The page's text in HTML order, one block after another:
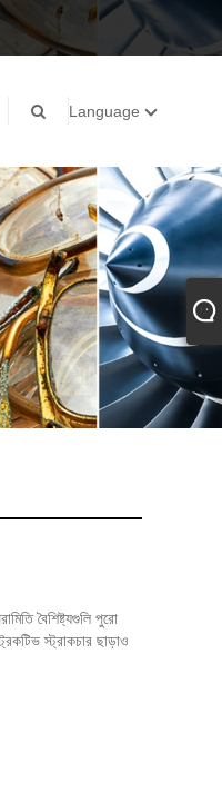
Language
বৈশিষ্ট্যগুলি পুরো
স্ট্রাকচার ছাড়াও